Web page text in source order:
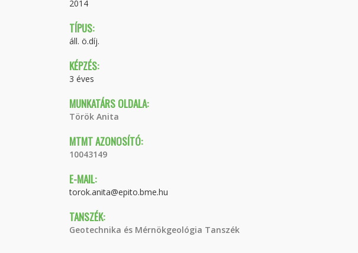
2014
TÍPUS:
áll. ö.díj.
KÉPZÉS:
3 éves
MUNKATÁRS OLDALA:
Török Anita
MTMT AZONOSÍTÓ:
10043149
E-MAIL:
torok.anita@epito.bme.hu
TANSZÉK:
Geotechnika és Mérnökgeológia Tanszék